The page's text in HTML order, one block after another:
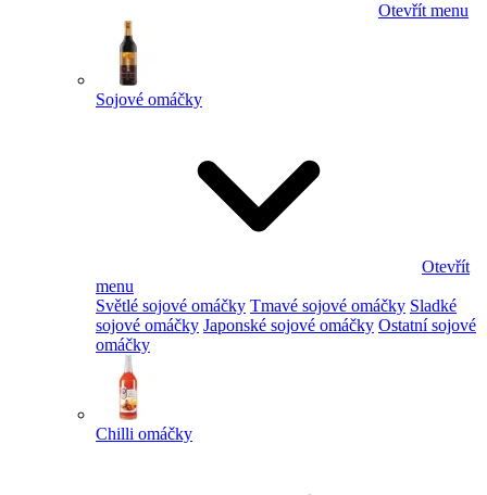
Otevřít menu
Sojové omáčky
Otevřít
menu
Světlé sojové omáčky Tmavé sojové omáčky Sladké
sojové omáčky Japonské sojové omáčky Ostatní sojové
omáčky
Chilli omáčky